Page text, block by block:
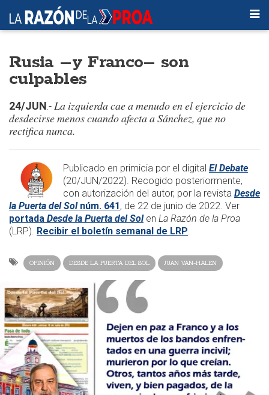
Rusia –y Franco– son
culpables
24/JUN.-La izquierda cae a menudo en el ejercicio de
desdecirse menos cuando afecta a Sánchez, que no
rectifica nunca.
​Publicado en primicia por el digital El Debate
(20/JUN/2022). Recogido posteriormente,
con autorización del autor, por la revista Desde
la Puerta del Solnúm. 641, de 22 de junio de 2022. Ver
portada Desde la Puerta del Solen La Razón de la Proa
(LRP). Recibir el boletín semanal de LRP.
OPINIÓN DESDE LA PUERTA DEL SOL JUAN VAN-HALEN